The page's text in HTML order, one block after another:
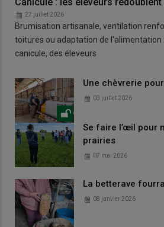
27 juillet 2026
Brumisation artisanale, ventilation
toitures ou adaptation de l'alimentation
canicule, des éleveurs
Une chèvrerie
03 juillet 2026
Se faire l’œil pour
prairies
07 mai 2026
La betterave
08 janvier 2026